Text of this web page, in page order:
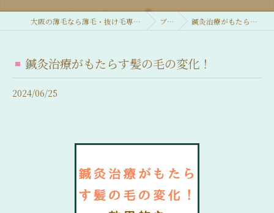
大阪の薄毛なら薄毛・抜け毛専門の鍼灸治療院 レメディ ブログ 鍼灸治療がもたらす髪の毛の変化！
鍼灸治療がもたらす髪の毛の変化！
2024/06/25